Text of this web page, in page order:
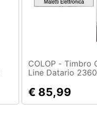
COLOP - Timbro Classic
Line Datario 2360
Autoinchiostrante
€ 85,99